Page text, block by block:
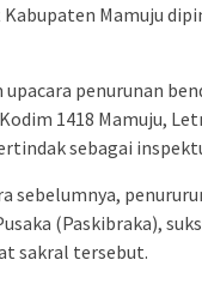
Mamuju
upacara penurunan
1418 Mamuju,
sebagai
sebelumnya,
(Paskibraka),
sakral tersebut.